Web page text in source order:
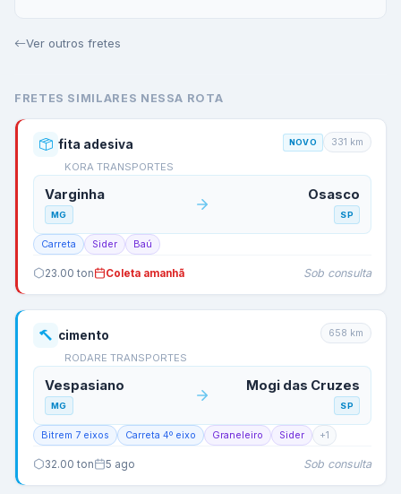
Ver outros fretes
FRETES SIMILARES NESSA ROTA
fita adesiva
KORA TRANSPORTES
NOVO 331 km
Varginha
MG
Osasco
SP
Carreta Sider Baú
23.00 ton Coleta amanhã Sob consulta
cimento
RODARE TRANSPORTES
658 km
Vespasiano
MG
Mogi das Cruzes
SP
Bitrem 7 eixos Carreta 4º eixo Graneleiro Sider +1
32.00 ton 5 ago Sob consulta